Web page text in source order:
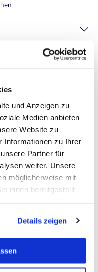
und Anzeigen zu
Medien anbieten
Website zu
Informationen zu Ihrer
Partner für
weiter. Unsere
möglicherweise mit
ihnen bereitgestellt
Details zeigen